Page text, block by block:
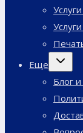
Еще
дочернее
Блог